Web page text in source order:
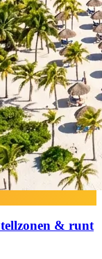
& runt